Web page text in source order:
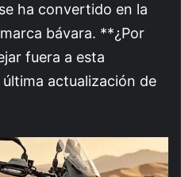
ha convertido en la
bávara. **¿Por
fuera a esta
actualización de